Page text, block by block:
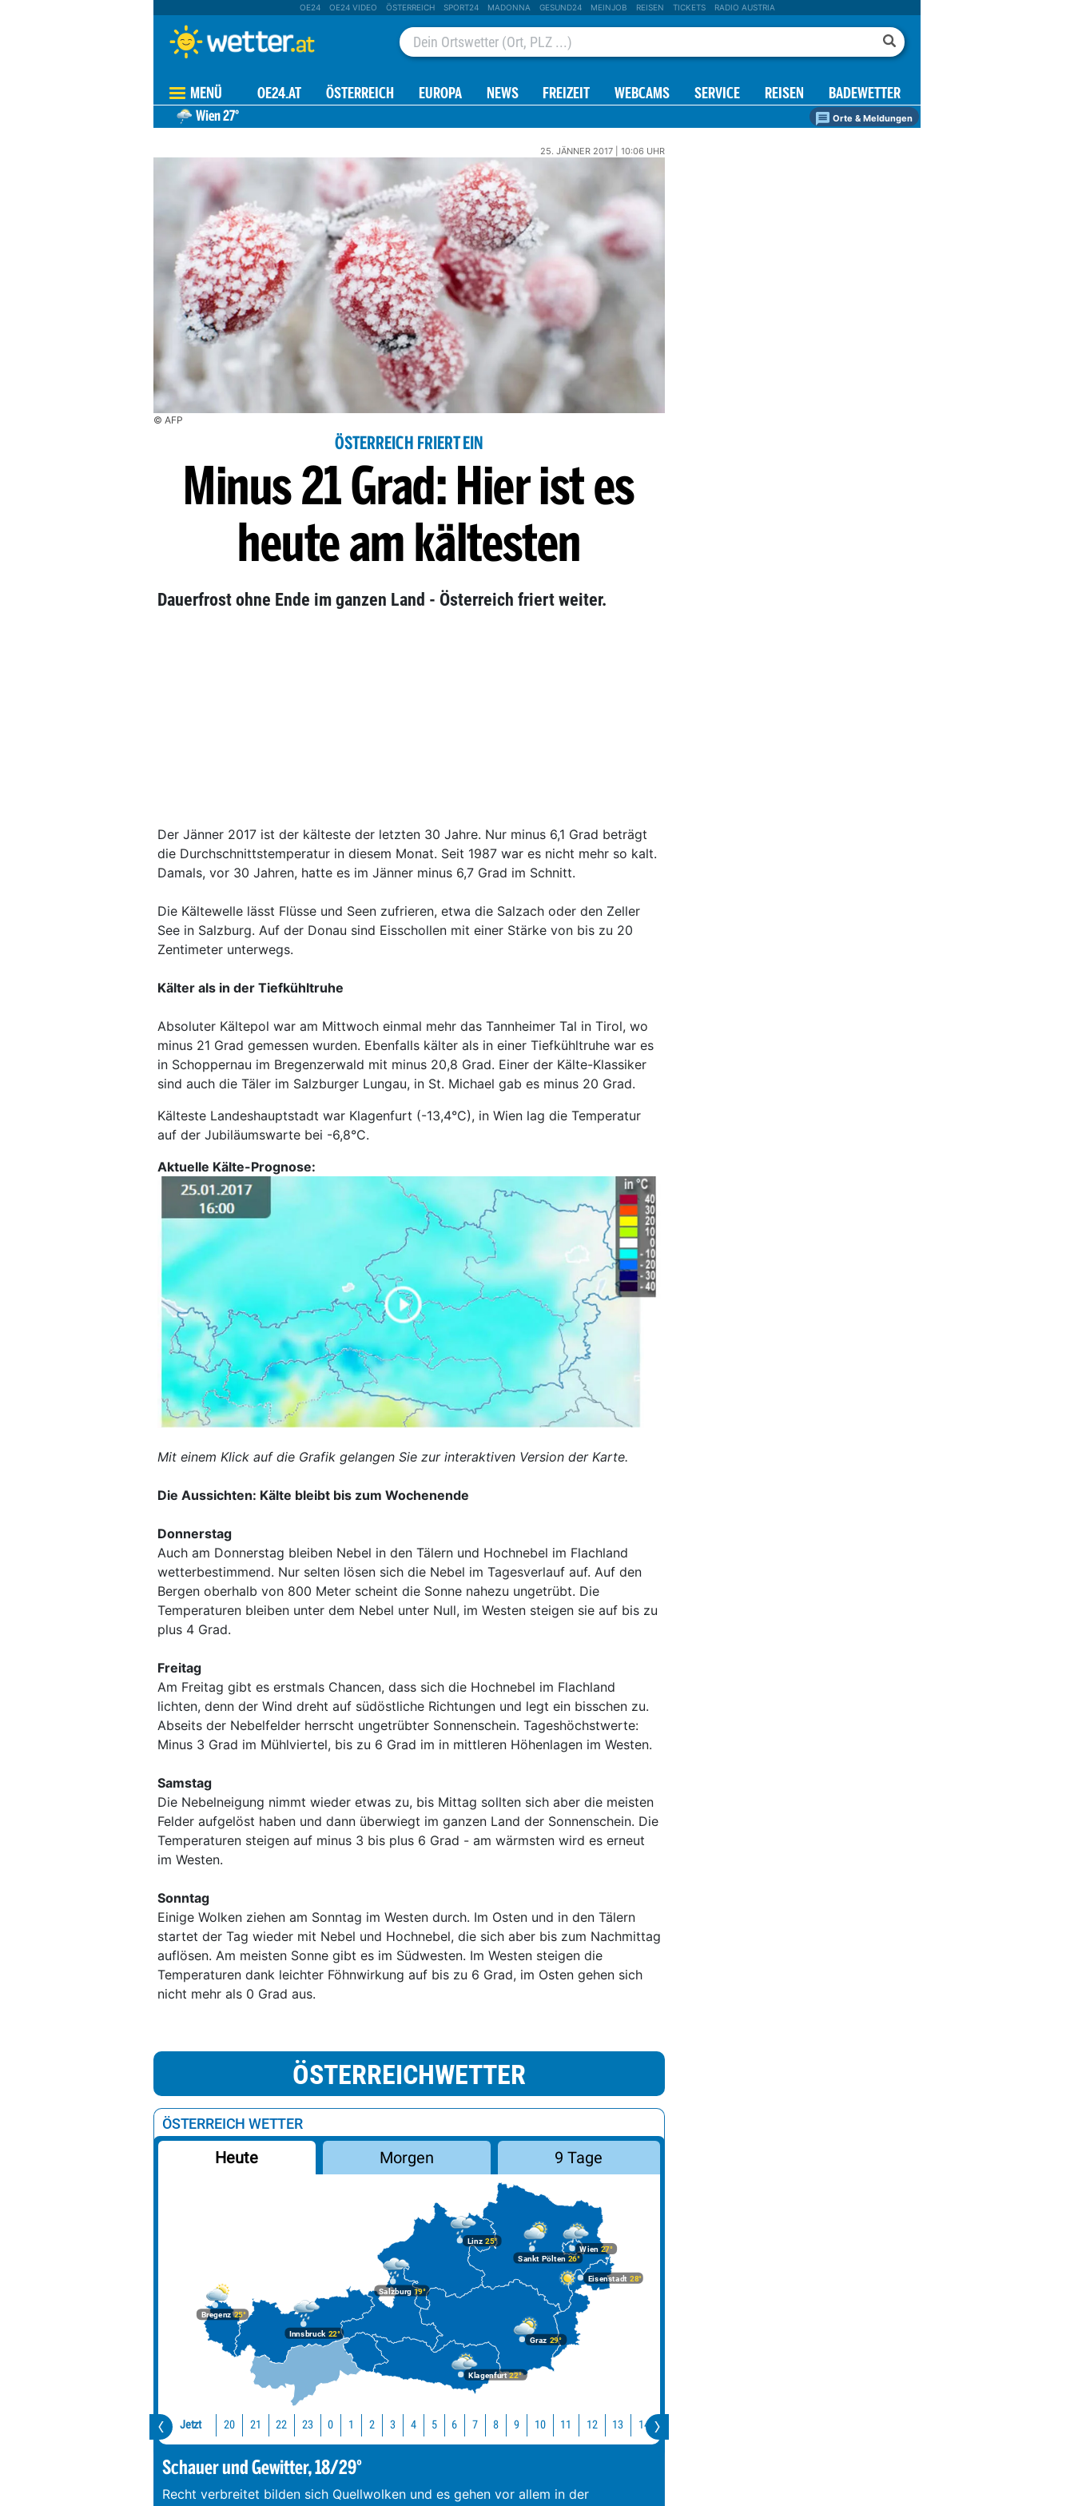
OE24 OE24 VIDEO ÖSTERREICH SPORT24 MADONNA GESUND24 MEINJOB REISEN TICKETS RADIO AUSTRIA
MENÜ OE24.AT ÖSTERREICH EUROPA NEWS FREIZEIT WEBCAMS SERVICE REISEN BADEWETTER
Wien27° Orte & Meldungen
25. JÄNNER 2017 | 10:06 UHR
© AFP
ÖSTERREICH FRIERT EIN
Minus 21 Grad: Hier ist es
heute am kältesten
Dauerfrost ohne Ende im ganzen Land - Österreich friert weiter.
Der Jänner 2017 ist der kälteste der letzten 30 Jahre. Nur minus 6,1 Grad beträgt
die Durchschnittstemperatur in diesem Monat. Seit 1987 war es nicht mehr so kalt.
Damals, vor 30 Jahren, hatte es im Jänner minus 6,7 Grad im Schnitt.
Die Kältewelle lässt Flüsse und Seen zufrieren, etwa die Salzach oder den Zeller
See in Salzburg. Auf der Donau sind Eisschollen mit einer Stärke von bis zu 20
Zentimeter unterwegs.
Kälter als in der Tiefkühltruhe
Absoluter Kältepol war am Mittwoch einmal mehr das Tannheimer Tal in Tirol, wo
minus 21 Grad gemessen wurden. Ebenfalls kälter als in einer Tiefkühltruhe war es
in Schoppernau im Bregenzerwald mit minus 20,8 Grad. Einer der Kälte-Klassiker
sind auch die Täler im Salzburger Lungau, in St. Michael gab es minus 20 Grad.
Kälteste Landeshauptstadt war Klagenfurt (-13,4°C), in Wien lag die Temperatur
auf der Jubiläumswarte bei -6,8°C.
Aktuelle Kälte-Prognose:
Mit einem Klick auf die Grafik gelangen Sie zur interaktiven Version der Karte.
Die Aussichten: Kälte bleibt bis zum Wochenende
Donnerstag
Auch am Donnerstag bleiben Nebel in den Tälern und Hochnebel im Flachland
wetterbestimmend. Nur selten lösen sich die Nebel im Tagesverlauf auf. Auf den
Bergen oberhalb von 800 Meter scheint die Sonne nahezu ungetrübt. Die
Temperaturen bleiben unter dem Nebel unter Null, im Westen steigen sie auf bis zu
plus 4 Grad.
Freitag
Am Freitag gibt es erstmals Chancen, dass sich die Hochnebel im Flachland
lichten, denn der Wind dreht auf südöstliche Richtungen und legt ein bisschen zu.
Abseits der Nebelfelder herrscht ungetrübter Sonnenschein. Tageshöchstwerte:
Minus 3 Grad im Mühlviertel, bis zu 6 Grad im in mittleren Höhenlagen im Westen.
Samstag
Die Nebelneigung nimmt wieder etwas zu, bis Mittag sollten sich aber die meisten
Felder aufgelöst haben und dann überwiegt im ganzen Land der Sonnenschein. Die
Temperaturen steigen auf minus 3 bis plus 6 Grad - am wärmsten wird es erneut
im Westen.
Sonntag
Einige Wolken ziehen am Sonntag im Westen durch. Im Osten und in den Tälern
startet der Tag wieder mit Nebel und Hochnebel, die sich aber bis zum Nachmittag
auflösen. Am meisten Sonne gibt es im Südwesten. Im Westen steigen die
Temperaturen dank leichter Föhnwirkung auf bis zu 6 Grad, im Osten gehen sich
nicht mehr als 0 Grad aus.
ÖSTERREICHWETTER
ÖSTERREICH WETTER
Heute Morgen 9 Tage
Bregenz25°
Graz 29°
Innsbruck22°
Klagenfurt22°
Linz 25°
Salzburg19°
Wien 27°
Eisenstadt 28°
Sankt Pölten 26°
Jetzt 20 21 22 23 0 1 2 3 4 5 6 7 8 9 10 11 12 13 14
Schauer und Gewitter, 18/29°
Recht verbreitet bilden sich Quellwolken und es gehen vor allem in der